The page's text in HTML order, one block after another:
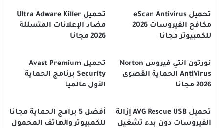
تحميل eScan Antivirus
مكافح الفيروسات 2026
للكمبيوتر مجانا
تحميل Ultra Adware Killer
مضاد الإعلانات المتسللة
2026 مجانا
نورتون انتي فيروس Norton
AntiVirus الحماية القصوى
2026 مجانا
تحميل Avast Premium
Security برنامج الحماية
الأول عالميا
تحميل AVG Rescue USB إزالة
الفيروسات دون بدء تشغيل
أفضل 5 برامج الحماية مجانا
للكمبيوتر والهاتف المحمول